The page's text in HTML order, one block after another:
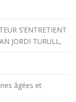
S’ENTRETIENT
JORDI TURULL,
âgées et